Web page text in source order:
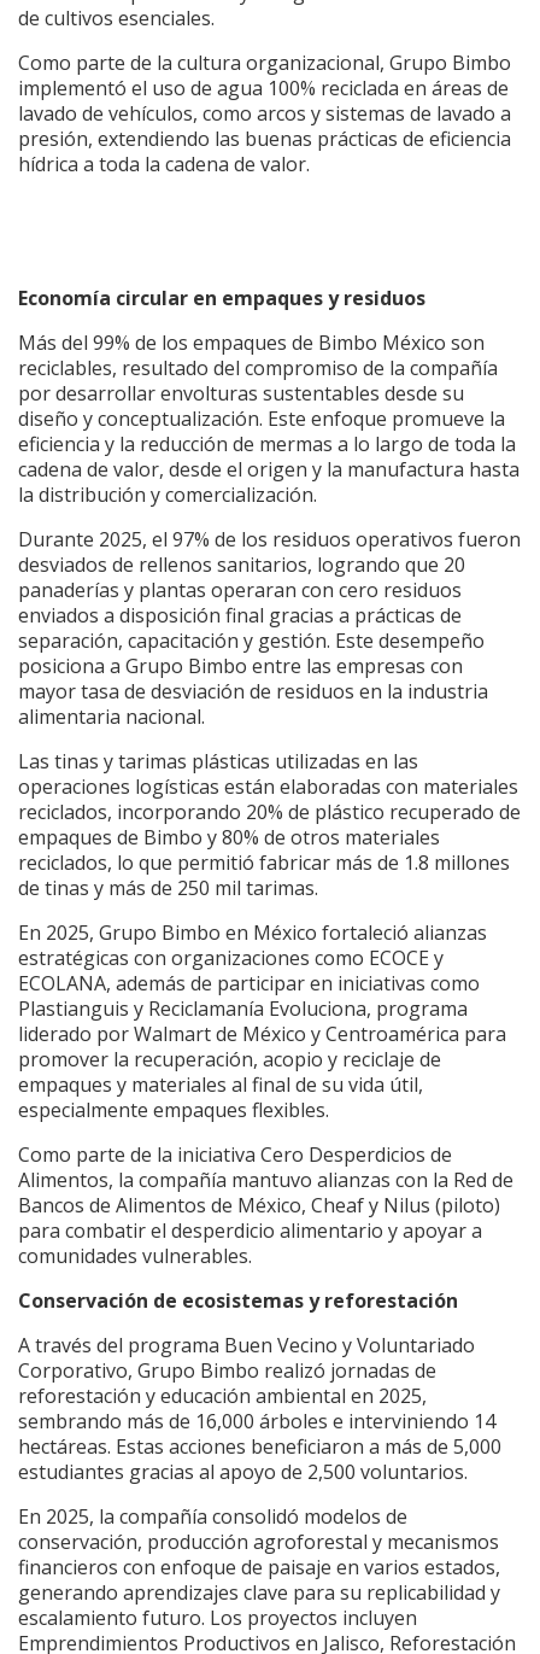
de cultivos esenciales.
Como parte de la cultura organizacional, Grupo Bimbo
implementó el uso de agua 100% reciclada en áreas de
lavado de vehículos, como arcos y sistemas de lavado a
presión, extendiendo las buenas prácticas de eficiencia
hídrica a toda la cadena de valor.
Economía circular en empaques y residuos
Más del 99% de los empaques de Bimbo México son
reciclables, resultado del compromiso de la compañía
por desarrollar envolturas sustentables desde su
diseño y conceptualización. Este enfoque promueve la
eficiencia y la reducción de mermas a lo largo de toda la
cadena de valor, desde el origen y la manufactura hasta
la distribución y comercialización.
Durante 2025, el 97% de los residuos operativos fueron
desviados de rellenos sanitarios, logrando que 20
panaderías y plantas operaran con cero residuos
enviados a disposición final gracias a prácticas de
separación, capacitación y gestión. Este desempeño
posiciona a Grupo Bimbo entre las empresas con
mayor tasa de desviación de residuos en la industria
alimentaria nacional.
Las tinas y tarimas plásticas utilizadas en las
operaciones logísticas están elaboradas con materiales
reciclados, incorporando 20% de plástico recuperado de
empaques de Bimbo y 80% de otros materiales
reciclados, lo que permitió fabricar más de 1.8 millones
de tinas y más de 250 mil tarimas.
En 2025, Grupo Bimbo en México fortaleció alianzas
estratégicas con organizaciones como ECOCE y
ECOLANA, además de participar en iniciativas como
Plastianguis y Reciclamanía Evoluciona, programa
liderado por Walmart de México y Centroamérica para
promover la recuperación, acopio y reciclaje de
empaques y materiales al final de su vida útil,
especialmente empaques flexibles.
Como parte de la iniciativa Cero Desperdicios de
Alimentos, la compañía mantuvo alianzas con la Red de
Bancos de Alimentos de México, Cheaf y Nilus (piloto)
para combatir el desperdicio alimentario y apoyar a
comunidades vulnerables.
Conservación de ecosistemas y reforestación
A través del programa Buen Vecino y Voluntariado
Corporativo, Grupo Bimbo realizó jornadas de
reforestación y educación ambiental en 2025,
sembrando más de 16,000 árboles e interviniendo 14
hectáreas. Estas acciones beneficiaron a más de 5,000
estudiantes gracias al apoyo de 2,500 voluntarios.
En 2025, la compañía consolidó modelos de
conservación, producción agroforestal y mecanismos
financieros con enfoque de paisaje en varios estados,
generando aprendizajes clave para su replicabilidad y
escalamiento futuro. Los proyectos incluyen
Emprendimientos Productivos en Jalisco, Reforestación